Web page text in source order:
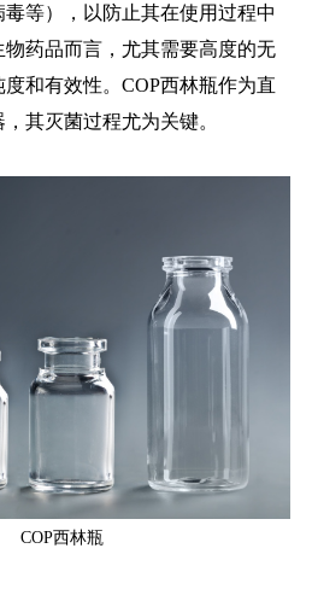
等），以防止其在使用过程中
药品而言，尤其需要高度的无
和有效性。COP西林瓶作为直
其灭菌过程尤为关键。
COP西林瓶